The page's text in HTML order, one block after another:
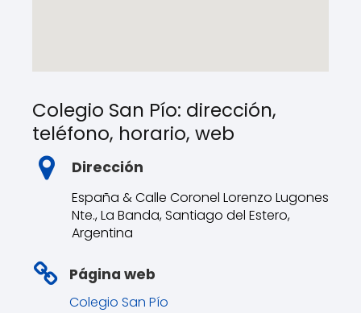
Colegio San Pío: dirección,
teléfono, horario, web
Dirección
España & Calle Coronel Lorenzo Lugones
Nte., La Banda, Santiago del Estero,
Argentina
Página web
Colegio San Pío